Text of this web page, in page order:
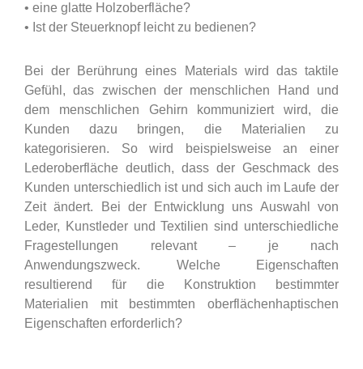
• eine glatte Holzoberfläche?
• Ist der Steuerknopf leicht zu bedienen?
Bei der Berührung eines Materials wird das taktile
Gefühl, das zwischen der menschlichen Hand und
dem menschlichen Gehirn kommuniziert wird, die
Kunden dazu bringen, die Materialien zu
kategorisieren. So wird beispielsweise an einer
Lederoberfläche deutlich, dass der Geschmack des
Kunden unterschiedlich ist und sich auch im Laufe der
Zeit ändert. Bei der Entwicklung uns Auswahl von
Leder, Kunstleder und Textilien sind unterschiedliche
Fragestellungen relevant – je nach
Anwendungszweck. Welche Eigenschaften
resultierend für die Konstruktion bestimmter
Materialien mit bestimmten oberflächenhaptischen
Eigenschaften erforderlich?